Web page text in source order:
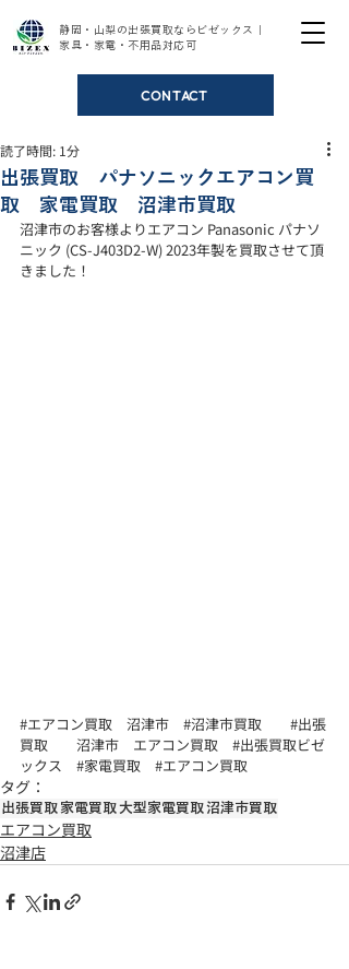
静岡・山梨の出張買取ならビゼックス｜
家具・家電・不用品対応可
CONTACT
出張買取 パナソニックエアコン買
取 家電買取 沼津市買取
読了時間: 1分
沼津市のお客様よりエアコン Panasonic パナソ
ニック (CS-J403D2-W) 2023年製を買取させて頂
きました！
#エアコン買取 沼津市 #沼津市買取
#出張
買取 沼津市　エアコン買取 #出張買取ビゼ
ックス
#家電買取 #エアコン買取
タグ：
出張買取 家電買取大型家電買取沼津市買取
エアコン買取
沼津店